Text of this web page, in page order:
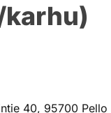
40, 95700 Pello